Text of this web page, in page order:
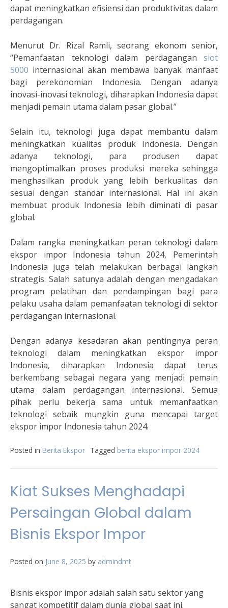
dapat meningkatkan efisiensi dan produktivitas dalam
perdagangan.
Menurut Dr. Rizal Ramli, seorang ekonom senior,
“Pemanfaatan teknologi dalam perdagangan slot
5000 internasional akan membawa banyak manfaat
bagi perekonomian Indonesia. Dengan adanya
inovasi-inovasi teknologi, diharapkan Indonesia dapat
menjadi pemain utama dalam pasar global.”
Selain itu, teknologi juga dapat membantu dalam
meningkatkan kualitas produk Indonesia. Dengan
adanya teknologi, para produsen dapat
mengoptimalkan proses produksi mereka sehingga
menghasilkan produk yang lebih berkualitas dan
sesuai dengan standar internasional. Hal ini akan
membuat produk Indonesia lebih diminati di pasar
global.
Dalam rangka meningkatkan peran teknologi dalam
ekspor impor Indonesia tahun 2024, Pemerintah
Indonesia juga telah melakukan berbagai langkah
strategis. Salah satunya adalah dengan mengadakan
program pelatihan dan pendampingan bagi para
pelaku usaha dalam pemanfaatan teknologi di sektor
perdagangan internasional.
Dengan adanya kesadaran akan pentingnya peran
teknologi dalam meningkatkan ekspor impor
Indonesia, diharapkan Indonesia dapat terus
berkembang sebagai negara yang menjadi pemain
utama dalam perdagangan internasional. Semua
pihak perlu bekerja sama untuk memanfaatkan
teknologi sebaik mungkin guna mencapai target
ekspor impor Indonesia tahun 2024.
Posted in Berita Ekspor Tagged berita ekspor impor 2024
Kiat Sukses Menghadapi
Persaingan Global dalam
Bisnis Ekspor Impor
Posted on June 8, 2025 by admindmt
Bisnis ekspor impor adalah salah satu sektor yang
sangat kompetitif dalam dunia global saat ini.